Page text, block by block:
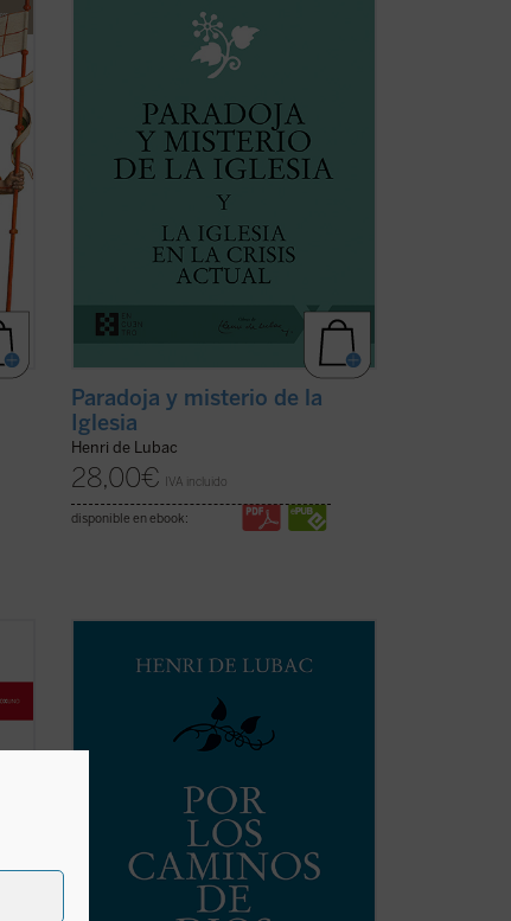
contemporánea? Este es el tema
dominante de los textos de Henri de
Lubac reunidos en el presente volumen.
Frente a una crisis que sacude las raíces
espirituales de Europa, el ...
(ver ficha)
Paradoja y misterio de la
Iglesia
Henri de Lubac
28,00€ IVA incluido
disponible en ebook:
fascinantes de las Obras de Henri de
, el lector encontrará no solo una
llamada apasionada al rigor y la hondura
que han de caracterizar el quehacer